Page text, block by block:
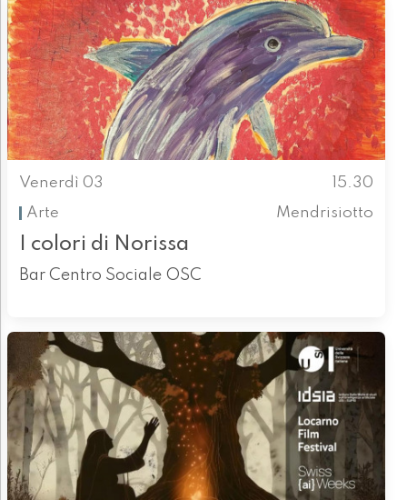
Venerdì 03
15.30
Arte
Mendrisiotto
I colori di Norissa
Bar Centro Sociale OSC